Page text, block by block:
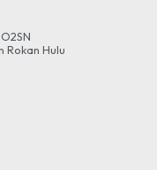
Rokan Hulu